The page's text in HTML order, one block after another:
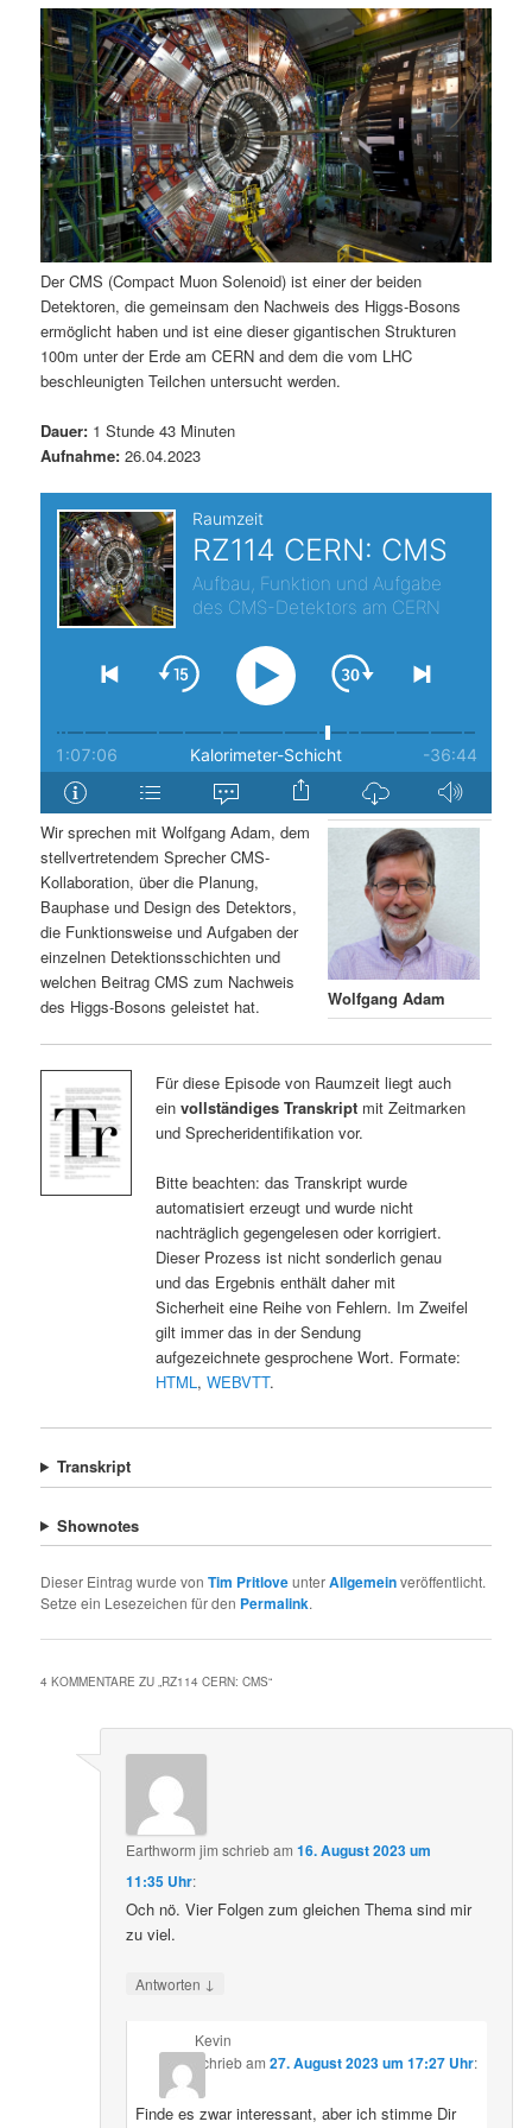
ä
r
e
n
I
n
h
l
t
s
p
n
g
e
n
n
d
ä
r
e
n
I
h
a
l
t
r
i
n
g
e
n
a
v
i
g
a
t
i
o
n
Der CMS (Compact Muon Solenoid) ist einer der beiden
Detektoren, die gemeinsam den Nachweis des Higgs-Bosons
ermöglicht haben und ist eine dieser gigantischen Strukturen
100m unter der Erde am CERN and dem die vom LHC
beschleunigten Teilchen untersucht werden.
Dauer: 1 Stunde 43 Minuten
Aufnahme: 26.04.2023
Wolfgang Adam
Wir sprechen mit Wolfgang Adam, dem
stellvertretendem Sprecher CMS-
Kollaboration, über die Planung,
Bauphase und Design des Detektors,
die Funktionsweise und Aufgaben der
einzelnen Detektionsschichten und
welchen Beitrag CMS zum Nachweis
des Higgs-Bosons geleistet hat.
Für diese Episode von Raumzeit liegt auch
ein vollständiges Transkriptmit Zeitmarken
und Sprecheridentifikation vor.
Bitte beachten: das Transkript wurde
automatisiert erzeugt und wurde nicht
nachträglich gegengelesen oder korrigiert.
Dieser Prozess ist nicht sonderlich genau
und das Ergebnis enthält daher mit
Sicherheit eine Reihe von Fehlern. Im Zweifel
gilt immer das in der Sendung
aufgezeichnete gesprochene Wort. Formate:
HTML, WEBVTT.
Transkript
Shownotes
Dieser Eintrag wurde vonTim PritloveunterAllgemeinveröffentlicht.
Setze ein Lesezeichen für den Permalink.
4 KOMMENTARE ZU „ RZ114 CERN: CMS“
Earthworm jim schriebam16. August 2023 um
11:35 Uhr:
Och nö. Vier Folgen zum gleichen Thema sind mir
zu viel.
Antworten ↓
Kevin
schriebam 27. August 2023 um 17:27 Uhr:
Finde es zwar interessant, aber ich stimme Dir